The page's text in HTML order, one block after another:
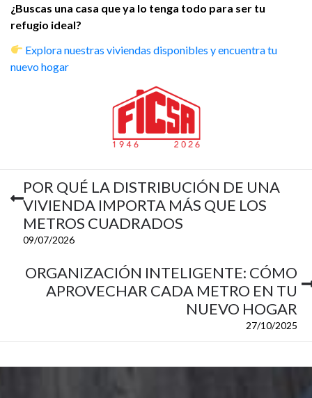
¿Buscas una casa que ya lo tenga todo para ser tu
refugio ideal?
Explora nuestras viviendas disponibles y encuentra tu
nuevo hogar
POR QUÉ LA DISTRIBUCIÓN DE UNA
VIVIENDA IMPORTA MÁS QUE LOS
METROS CUADRADOS
09/07/2026
ORGANIZACIÓN INTELIGENTE: CÓMO
APROVECHAR CADA METRO EN TU
NUEVO HOGAR
27/10/2025